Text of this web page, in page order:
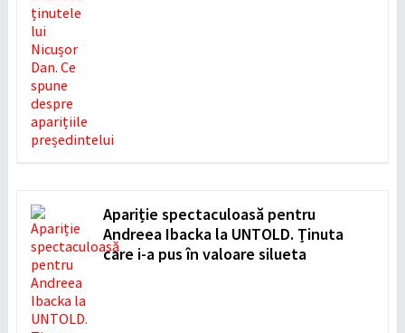
Apariție spectaculoasă pentru
Andreea Ibacka la UNTOLD. Ținuta
care i-a pus în valoare silueta